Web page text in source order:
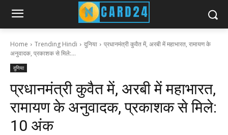
Home Trending Hindi दुनिया
प्रधानमंत्री कुवैत में, अरबी में महाभारत, रामायण के
अनुवादक, प्रकाशक से मिले:...
दुनिया
प्रधानमंत्री कुवैत में, अरबी में महाभारत,
रामायण के अनुवादक, प्रकाशक से मिले:
10 अंक